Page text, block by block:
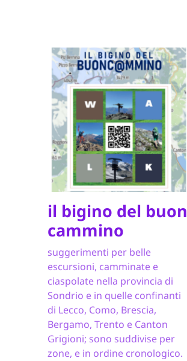
il bigino del buon
cammino
suggerimenti per belle
escursioni, camminate e
ciaspolate nella provincia di
Sondrio e in quelle confinanti
di Lecco, Como, Brescia,
Bergamo, Trento e Canton
Grigioni; sono suddivise per
zone, e in ordine cronologico.